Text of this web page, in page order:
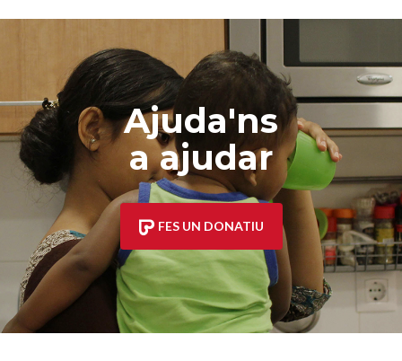
Ajuda'ns
a ajudar
FES UN DONATIU